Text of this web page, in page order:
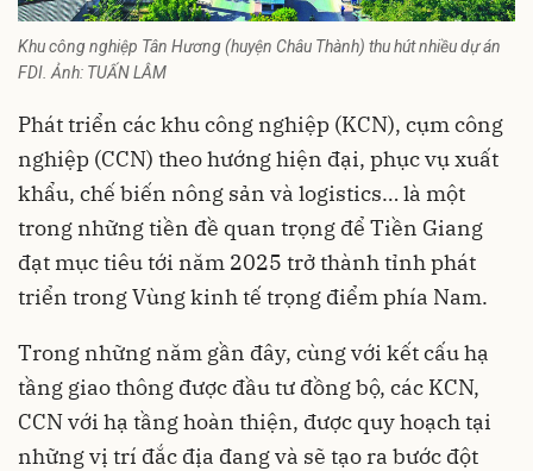
Khu công nghiệp Tân Hương (huyện Châu Thành) thu hút nhiều dự án
FDI. Ảnh: TUẤN LÂM
Phát triển các khu công nghiệp (KCN), cụm công
nghiệp (CCN) theo hướng hiện đại, phục vụ xuất
khẩu, chế biến nông sản và logistics… là một
trong những tiền đề quan trọng để Tiền Giang
đạt mục tiêu tới năm 2025 trở thành tỉnh phát
triển trong Vùng kinh tế trọng điểm phía Nam.
Trong những năm gần đây, cùng với kết cấu hạ
tầng giao thông được đầu tư đồng bộ, các KCN,
CCN với hạ tầng hoàn thiện, được quy hoạch tại
những vị trí đắc địa đang và sẽ tạo ra bước đột